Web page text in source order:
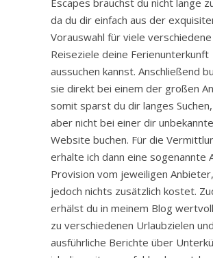
da du dir einfach aus der
Vorauswahl für viele verschiedene
Reiseziele deine Ferienunterkunft
aussuchen kannst. Anschließend
sie direkt bei einem der großen
somit sparst du dir langes
aber nicht bei einer dir
Website buchen. Für die
erhalte ich dann eine sogenannte
Provision vom jeweiligen
jedoch nichts zusätzlich kostet.
erhälst du in meinem Blog
zu verschiedenen Urlaubzielen und
ausführliche Berichte über